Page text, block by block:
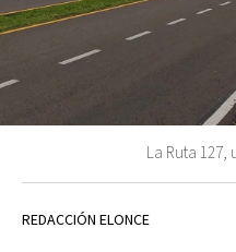
La Ruta 127,
REDACCIÓN ELONCE